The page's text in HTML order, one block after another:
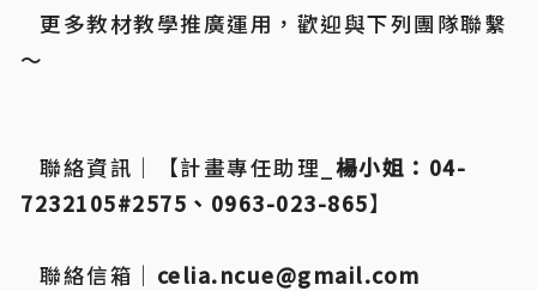
～
	聯絡資訊｜【計畫專任助理_
楊小姐 ： 04-
7232105#2575、0963-023-865】
	聯絡信箱｜
celia.ncue@gmail.com